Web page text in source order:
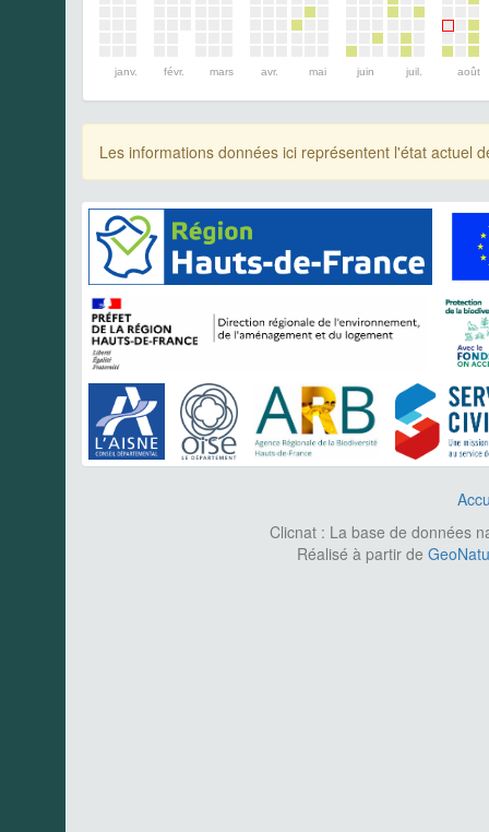
janv. févr. mars avr. mai juin juil. août
Les informations données ici représentent l'état actuel
Clicnat : La base de données
Réalisé à partir de